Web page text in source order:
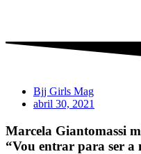
Bjj Girls Mag
abril 30, 2021
Marcela Giantomassi
“Vou entrar para ser a